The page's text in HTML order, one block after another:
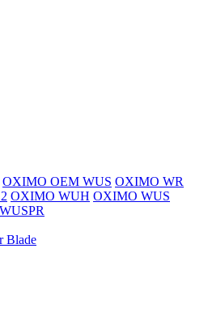
OXIMO OEM WUS OXIMO WR
OXIMO WUH OXIMO WUS
Blade